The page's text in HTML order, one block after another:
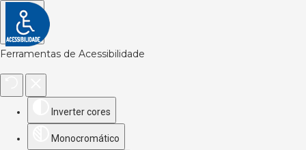
Ferramentas de Acessibilidade
Inverter cores
Monocromático